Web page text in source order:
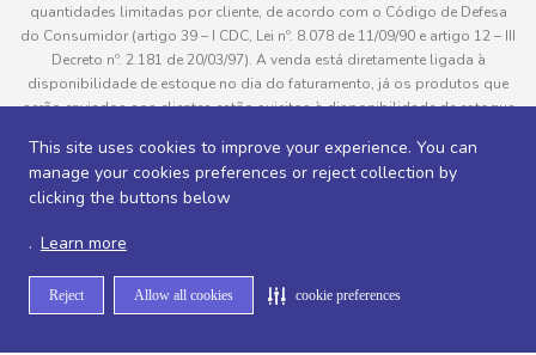
This site uses cookies to improve your experience. You can
manage your cookies preferences or reject collection by
clicking the buttons below
. Learn more
Reject Allow all cookies cookie preferences
quantidades limitadas por cliente, de acordo com o Código de Defesa
do Consumidor (artigo 39 – I CDC, Lei nº. 8.078 de 11/09/90 e artigo 12 – III
Decreto nº. 2.181 de 20/03/97). A venda está diretamente ligada à
disponibilidade de estoque no dia do faturamento, já os produtos que
serão enviados aos clientes estão sujeitos à disponibilidade de estoque
pedido do cliente, este não será entregue e o valor do item não será
cobrado. As fotos dos produtos no site são ilustrativas, podendo haver
divergência com o produto real e todos os pedidos estão sujeitos à
Desenvolvido por